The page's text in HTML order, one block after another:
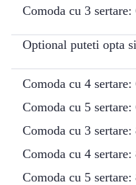
Comoda cu 3
Optional puteti opta
Comoda cu 4
Comoda cu 5
Comoda cu 3
Comoda cu 4
Comoda cu 5